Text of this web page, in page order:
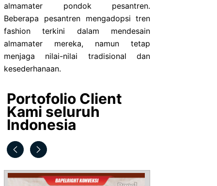
almamater pondok pesantren.
Beberapa pesantren mengadopsi tren
fashion terkini dalam mendesain
almamater mereka, namun tetap
menjaga nilai-nilai tradisional dan
kesederhanaan.
Portofolio Client
Kami seluruh
Indonesia